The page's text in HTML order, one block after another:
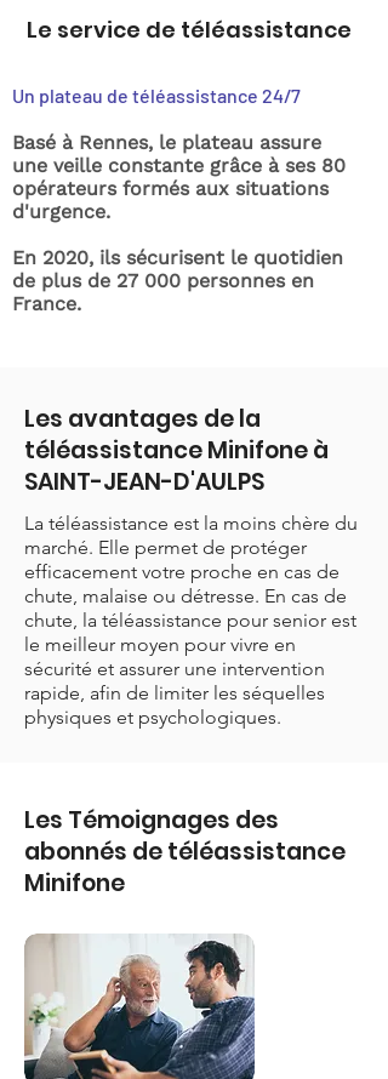
Le service de téléassistance
Un plateau de téléassistance 24/7
Basé à Rennes, le plateau assure
une veille constante grâce à ses 80
opérateurs formés aux situations
d'urgence.
En 2020, ils sécurisent le quotidien
de plus de 27 000 personnes en
France.
Les avantages de la
téléassistance Minifone à
SAINT-JEAN-D'AULPS
La téléassistance est la moins chère du
marché. Elle permet de protéger
efficacement votre proche en cas de
chute, malaise ou détresse. En cas de
chute, la téléassistance pour senior est
le meilleur moyen pour vivre en
sécurité et assurer une intervention
rapide, afin de limiter les séquelles
physiques et psychologiques.
Les Témoignages des
abonnés de téléassistance
Minifone